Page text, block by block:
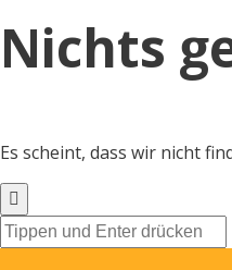
Nichts
Es scheint, dass wir nicht